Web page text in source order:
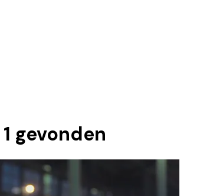
1 gevonden